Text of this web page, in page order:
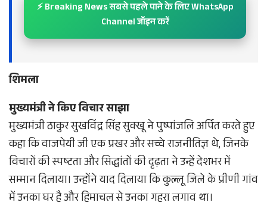
⚡ Breaking News सबसे पहले पाने के लिए WhatsApp
Channel जॉइन करें
शिमला
मुख्यमंत्री ने किए विचार साझा
मुख्यमंत्री ठाकुर सुखविंद्र सिंह सुक्खू ने पुष्पांजलि अर्पित करते हुए
कहा कि वाजपेयी जी एक प्रखर और सच्चे राजनीतिज्ञ थे, जिनके
विचारों की स्पष्टता और सिद्धांतों की दृढ़ता ने उन्हें देशभर में
सम्मान दिलाया। उन्होंने याद दिलाया कि कुल्लू जिले के प्रीणी गांव
में उनका घर है और हिमाचल से उनका गहरा लगाव था।